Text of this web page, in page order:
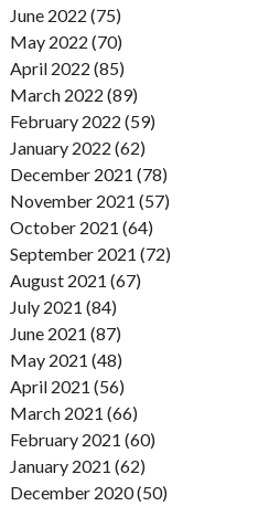
June 2022 (75)
May 2022 (70)
April 2022 (85)
March 2022 (89)
February 2022 (59)
January 2022 (62)
December 2021 (78)
November 2021 (57)
October 2021 (64)
September 2021 (72)
August 2021 (67)
July 2021 (84)
June 2021 (87)
May 2021 (48)
April 2021 (56)
March 2021 (66)
February 2021 (60)
January 2021 (62)
December 2020 (50)